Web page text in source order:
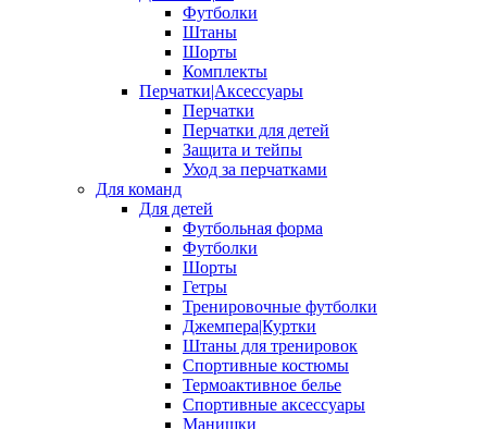
Футболки
Штаны
Шорты
Комплекты
Перчатки|Аксессуары
Перчатки
Перчатки для детей
Защита и тейпы
Уход за перчатками
Для команд
Для детей
Футбольная форма
Футболки
Шорты
Гетры
Тренировочные футболки
Джемпера|Куртки
Штаны для тренировок
Спортивные костюмы
Термоактивное белье
Спортивные аксессуары
Манишки